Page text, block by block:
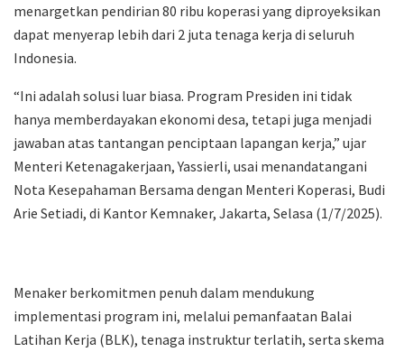
menargetkan pendirian 80 ribu koperasi yang diproyeksikan
dapat menyerap lebih dari 2 juta tenaga kerja di seluruh
Indonesia.
“Ini adalah solusi luar biasa. Program Presiden ini tidak
hanya memberdayakan ekonomi desa, tetapi juga menjadi
jawaban atas tantangan penciptaan lapangan kerja,” ujar
Menteri Ketenagakerjaan, Yassierli, usai menandatangani
Nota Kesepahaman Bersama dengan Menteri Koperasi, Budi
Arie Setiadi, di Kantor Kemnaker, Jakarta, Selasa (1/7/2025).
Menaker berkomitmen penuh dalam mendukung
implementasi program ini, melalui pemanfaatan Balai
Latihan Kerja (BLK), tenaga instruktur terlatih, serta skema